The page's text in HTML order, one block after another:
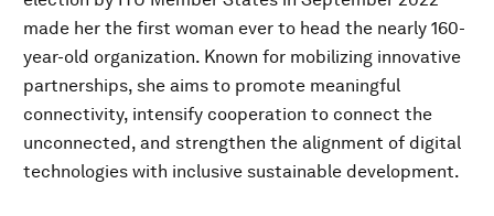
made her the first woman ever to head the nearly 160-
year-old organization. Known for mobilizing innovative
partnerships, she aims to promote meaningful
connectivity, intensify cooperation to connect the
unconnected, and strengthen the alignment of digital
technologies with inclusive sustainable development.​​